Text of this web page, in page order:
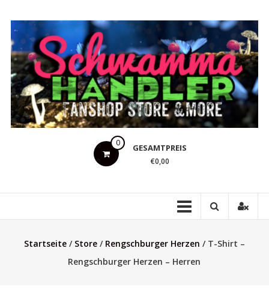
Inhalt
springen
Schwammahandler
0 GESAMTPREIS
€0,00
Startseite/ Store/ Rengschburger Herzen / T-Shirt –
Rengschburger Herzen – Herren